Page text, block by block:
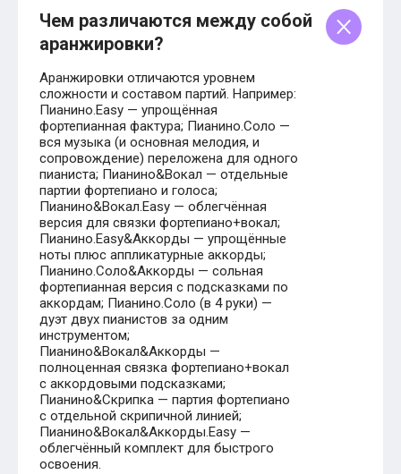
Чем различаются между собой
аранжировки?
Аранжировки отличаются уровнем
сложности и составом партий. Например:
Пианино.Easy — упрощённая
фортепианная фактура; Пианино.Соло —
вся музыка (и основная мелодия, и
сопровождение) переложена для одного
пианиста; Пианино&Вокал — отдельные
партии фортепиано и голоса;
Пианино&Вокал.Easy — облегчённая
версия для связки фортепиано+вокал;
Пианино.Easy&Аккорды — упрощённые
ноты плюс аппликатурные аккорды;
Пианино.Соло&Аккорды — сольная
фортепианная версия с подсказками по
аккордам; Пианино.Соло (в 4 руки) —
дуэт двух пианистов за одним
инструментом;
Пианино&Вокал&Аккорды —
полноценная связка фортепиано+вокал
с аккордовыми подсказками;
Пианино&Скрипка — партия фортепиано
с отдельной скрипичной линией;
Пианино&Вокал&Аккорды.Easy —
облегчённый комплект для быстрого
освоения.